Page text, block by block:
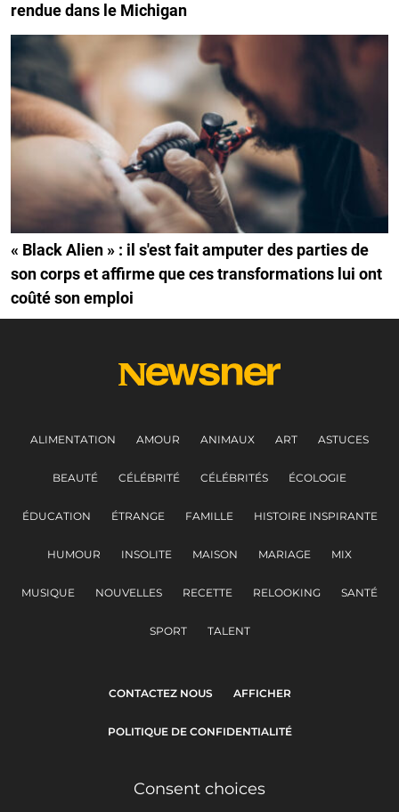
rendue dans le Michigan
« Black Alien » : il s'est fait amputer des parties de
son corps et affirme que ces transformations lui ont
coûté son emploi
ALIMENTATION AMOUR ANIMAUX ART ASTUCES
BEAUTÉ CÉLÉBRITÉ CÉLÉBRITÉS ÉCOLOGIE
ÉDUCATION ÉTRANGE FAMILLE HISTOIRE INSPIRANTE
HUMOUR INSOLITE MAISON MARIAGE MIX
MUSIQUE NOUVELLES RECETTE RELOOKING SANTÉ
SPORT TALENT
CONTACTEZ NOUS AFFICHER
POLITIQUE DE CONFIDENTIALITÉ
Consent choices